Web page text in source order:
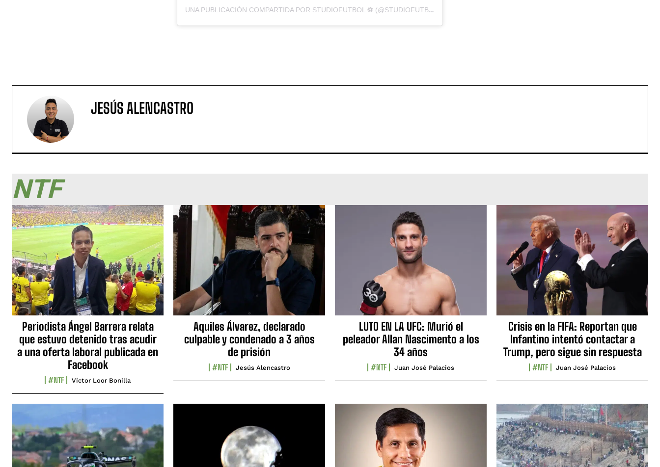
UNA PUBLICACIÓN COMPARTIDA POR STUDIOFUTBOL ⚽️ (@STUDIOFUTBOLWEB)
JESÚS ALENCASTRO
NTF
Periodista Ángel Barrera relata
que estuvo detenido tras acudir
a una oferta laboral publicada en
Facebook
#NTF Víctor Loor Bonilla
Aquiles Álvarez, declarado
culpable y condenado a 3 años
de prisión
#NTF Jesús Alencastro
LUTO EN LA UFC: Murió el
peleador Allan Nascimento a los
34 años
#NTF Juan José Palacios
Crisis en la FIFA: Reportan que
Infantino intentó contactar a
Trump, pero sigue sin respuesta
#NTF Juan José Palacios